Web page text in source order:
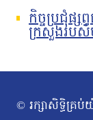
កិច្ចប្រជុំផ្ស
ក្រសួងរបស់ម
© រក្សាសិទ្ធិគ្រ